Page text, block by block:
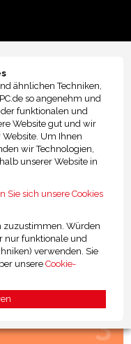
ähnlichen Techniken,
so angenehm und
funktionalen und
Website gut und wir
Um Ihnen
wir Technologien,
unserer Website in
Sie sich unsere Cookies
zuzustimmen. Würden
nur funktionale und
verwenden. Sie
unsere Cookie-
2
3